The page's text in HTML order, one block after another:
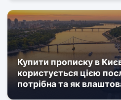
Купити прописку в
користується цією
потрібна та як